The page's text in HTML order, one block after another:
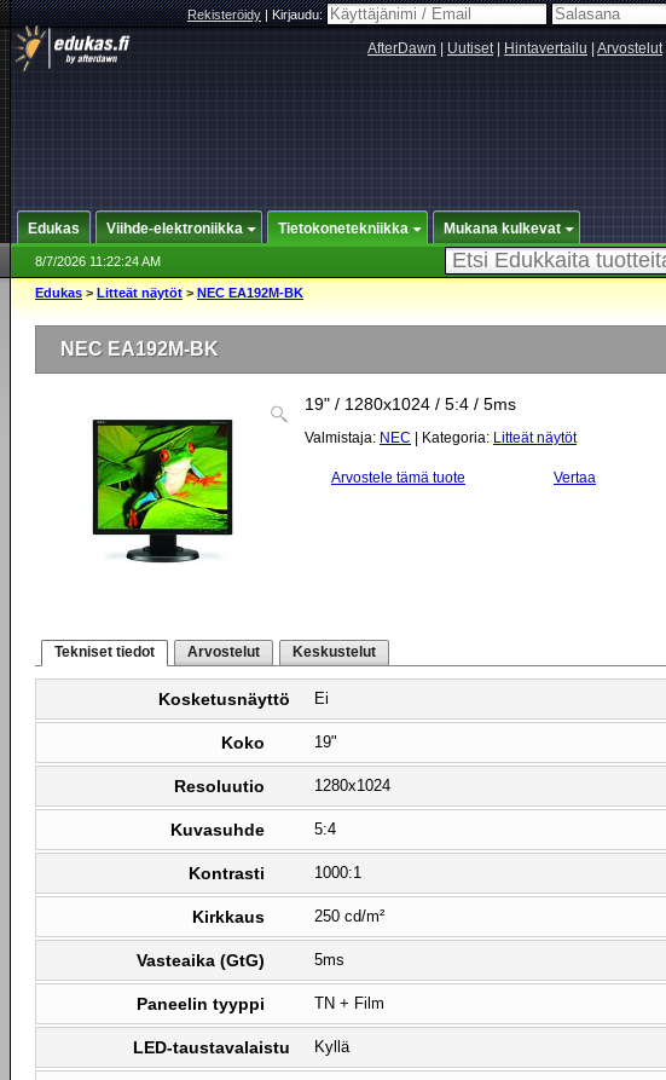
Rekisteröidy|Kirjaudu:
AfterDawn Uutiset| Hintavertailu Arvostelut|
Edukas Viihde-elektroniikka Tietokonetekniikka Mukana kulkevat
8/7/2026 11:22:24 AM
Edukas > Litteät näytöt > NEC EA192M-BK
NEC EA192M-BK
19" / 1280x1024 / 5:4 / 5ms
Valmistaja: NEC | Kategoria: Litteät näytöt
Arvostele tämä tuote Vertaa
Tekniset tiedot Arvostelut Keskustelut
Kosketusnäyttö Ei
Koko 19"
Resoluutio 1280x1024
Kuvasuhde 5:4
Kontrasti 1000:1
Kirkkaus 250 cd/m²
Vasteaika (GtG) 5ms
Paneelin tyyppi TN + Film
LED-taustavalaistu Kyllä